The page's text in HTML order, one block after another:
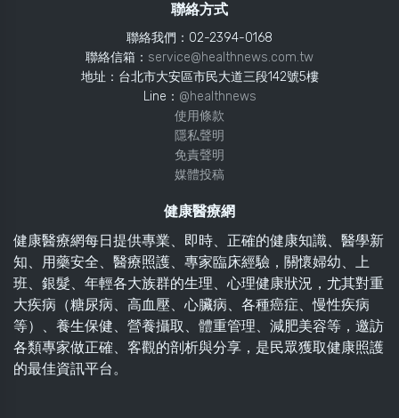
聯絡方式
聯絡我們：02-2394-0168
聯絡信箱： service@healthnews.com.tw
地址：台北市大安區市民大道三段142號5樓
Line： @healthnews
使用條款
隱私聲明
免責聲明
媒體投稿
健康醫療網
健康醫療網每日提供專業、即時、正確的健康知識、醫學新
知、用藥安全、醫療照護、專家臨床經驗，關懷婦幼、上
班、銀髮、年輕各大族群的生理、心理健康狀況，尤其對重
大疾病（糖尿病、高血壓、心臟病、各種癌症、慢性疾病
等）、養生保健、營養攝取、體重管理、減肥美容等，邀訪
各類專家做正確、客觀的剖析與分享，是民眾獲取健康照護
的最佳資訊平台。